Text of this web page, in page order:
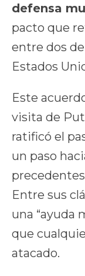
defensa
pacto que
entre dos
Estados
Este
visita de
ratificó el
un paso
Entre sus
una “ayuda
que
atacado.